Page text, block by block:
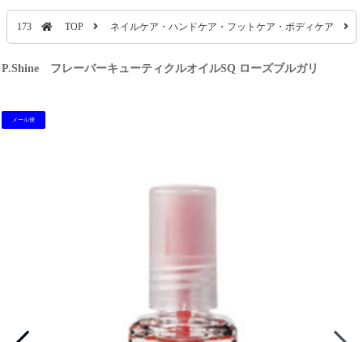
173 TOP ネイルケア・ハンドケア・フットケア・ボディケア
P.Shine フレーバーキューティクルオイルSQ ローズブルガリ
メール便